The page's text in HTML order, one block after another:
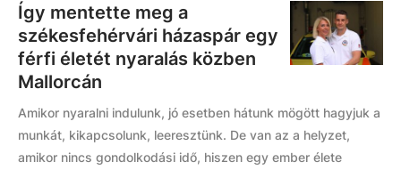
Így mentette meg a
székesfehérvári házaspár egy
férfi életét nyaralás közben
Mallorcán
Amikor nyaralni indulunk, jó esetben hátunk mögött hagyjuk a
munkát, kikapcsolunk, leeresztünk. De van az a helyzet,
amikor nincs gondolkodási idő, hiszen egy ember élete